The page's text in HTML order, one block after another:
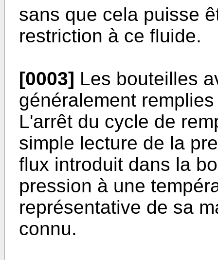
sans que cela puisse
restriction à ce fluide.
[0003] Les bouteilles
généralement
L'arrêt du cycle de
simple lecture de la
flux introduit dans la
pression à une
représentative de sa
connu.